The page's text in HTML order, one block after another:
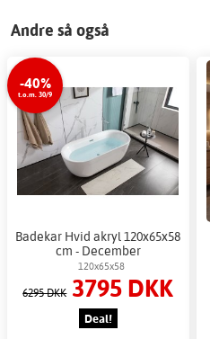
Andre så også
-40%
t.o.m. 30/9
Badekar Hvid akryl 120x65x58
cm - December
120x65x58
6295 DKK 3795 DKK
Deal!